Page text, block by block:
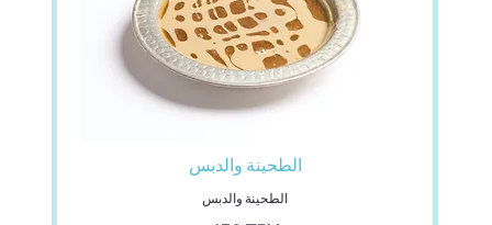
الطحينة والدبس
الطحينة والدبس